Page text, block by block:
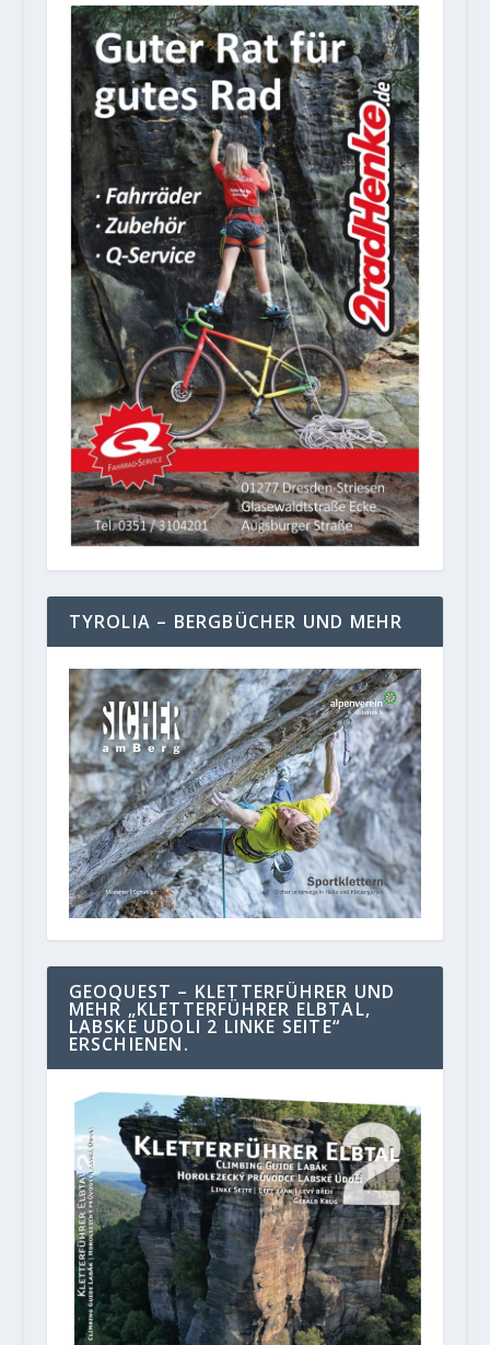
TYROLIA – BERGBÜCHER UND MEHR
GEOQUEST – KLETTERFÜHRER UND
MEHR „KLETTERFÜHRER ELBTAL,
LABSKE UDOLI 2 LINKE SEITE“
ERSCHIENEN.